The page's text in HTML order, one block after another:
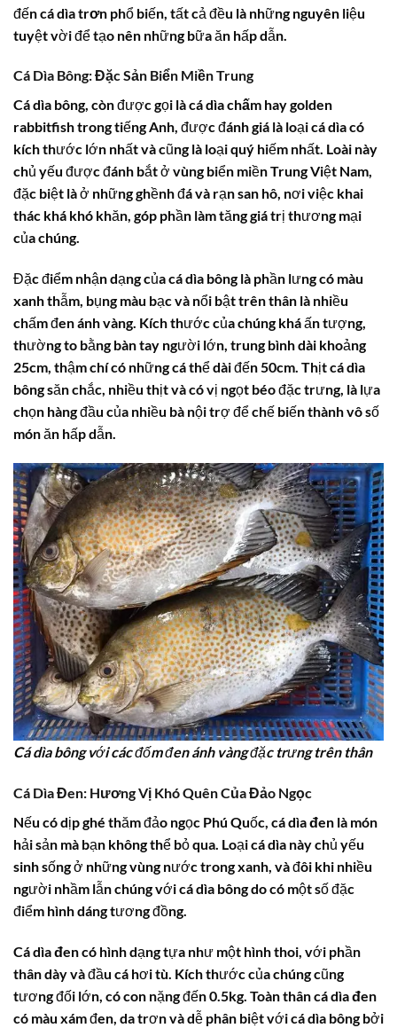
đếncá dìa trơn phổ biến, tất cả đều là những nguyên liệu
tuyệt vời để tạo nên những bữa ăn hấp dẫn.
Cá Dìa Bông: Đặc Sản Biển Miền Trung
Cá dìa bông, còn được gọi làcá dìa chấm hay golden
rabbitfish trong tiếng Anh, được đánh giá là loạicá dìacó
kích thước lớn nhất và cũng là loại quý hiếm nhất. Loài này
chủ yếu được đánh bắt ở vùng biển miền Trung Việt Nam,
đặc biệt là ở những ghềnh đá và rạn san hô, nơi việc khai
thác khá khó khăn, góp phần làm tăng giá trị thương mại
của chúng.
Đặc điểm nhận dạng củacá dìa bônglà phần lưng có màu
xanh thẫm, bụng màu bạc và nổi bật trên thân là nhiều
chấm đen ánh vàng. Kích thước của chúng khá ấn tượng,
thường to bằng bàn tay người lớn, trung bình dài khoảng
25cm, thậm chí có những cá thể dài đến 50cm. Thịtcá dìa
bôngsăn chắc, nhiều thịt và có vị ngọt béo đặc trưng, là lựa
chọn hàng đầu của nhiều bà nội trợ để chế biến thành vô số
món ăn hấp dẫn.
Cá dìa bông với các đốm đen ánh vàng đặc trưng trên thân
Cá Dìa Đen: Hương Vị Khó Quên Của Đảo Ngọc
Nếu có dịp ghé thăm đảo ngọc Phú Quốc, cá dìa đen là món
hải sản mà bạn không thể bỏ qua. Loạicá dìa này chủ yếu
sinh sống ở những vùng nước trong xanh, và đôi khi nhiều
người nhầm lẫn chúng vớicá dìa bôngdo có một số đặc
điểm hình dáng tương đồng.
Cá dìa đencó hình dạng tựa như một hình thoi, với phần
thân dày và đầu cá hơi tù. Kích thước của chúng cũng
tương đối lớn, có con nặng đến 0.5kg. Toàn thâncá dìa đen
có màu xám đen, da trơn và dễ phân biệt vớicá dìa bôngbởi